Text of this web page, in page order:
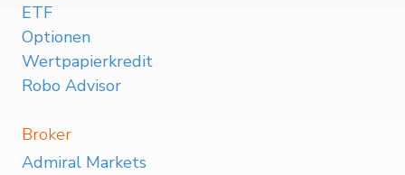
ETF
Optionen
Wertpapierkredit
Robo Advisor
Broker
Admiral Markets